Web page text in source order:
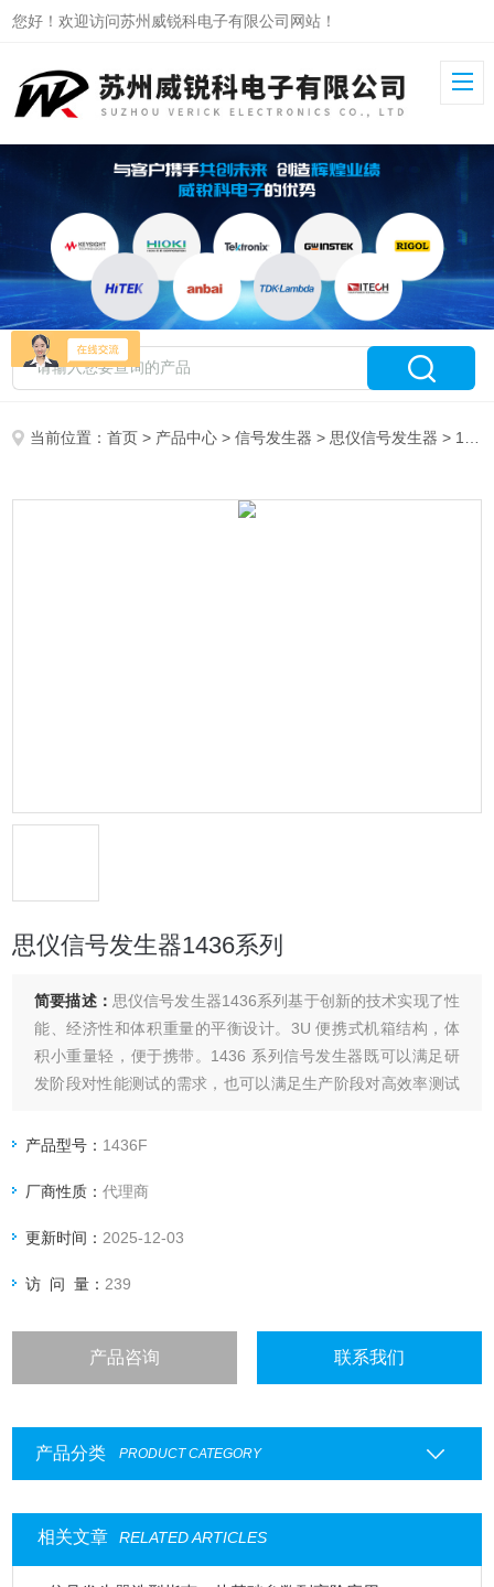
您好！欢迎访问苏州威锐科电子有限公司网站！
当前位置：首页 > 产品中心 >信号发生器 > 思仪信号发生器 > 1436F思仪信号发生器1436系列
思仪信号发生器1436系列
简要描述： 思仪信号发生器1436系列基于创新的技术实现了性
能、经济性和体积重量的平衡设计。3U 便携式机箱结构，体
积小重量轻，便于携带。1436 系列信号发生器既可以满足研
发阶段对性能测试的需求，也可以满足生产阶段对高效率测试
产品型号： 1436F
厂商性质：代理商
更新时间： 2025-12-03
访 问 量： 239
产品咨询 联系我们
产品分类 PRODUCT CATEGORY
相关文章 RELATED ARTICLES